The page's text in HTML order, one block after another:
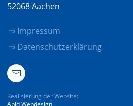
52068 Aachen
Impressum
Datenschutzerklärung
Realisierung der Website:
Abid Webdesign